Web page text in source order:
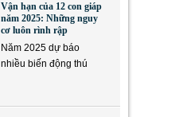
Vận hạn của 12 con giáp
năm 2025: Những nguy
cơ luôn rình rập
Năm 2025 dự báo
nhiều biến động thú